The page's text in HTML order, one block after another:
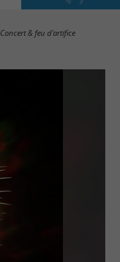
Concert & feu d'artifice